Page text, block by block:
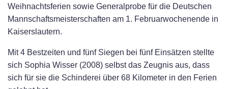
Weihnachtsferien sowie Generalprobe für die Deutschen
Mannschaftsmeisterschaften am 1. Februarwochenende in
Kaiserslautern.
Mit 4 Bestzeiten und fünf Siegen bei fünf Einsätzen stellte
sich Sophia Wisser (2008) selbst das Zeugnis aus, dass
sich für sie die Schinderei über 68 Kilometer in den Ferien